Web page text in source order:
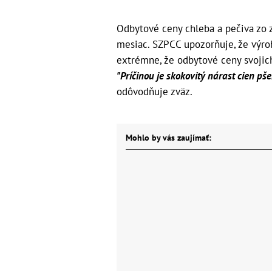
Odbytové ceny chleba a pečiva
mesiac. SZPCC upozorňuje, že
extrémne, že odbytové ceny
"Príčinou je skokovitý nárast cien
odôvodňuje zväz.
Mohlo by vás zaujímať: